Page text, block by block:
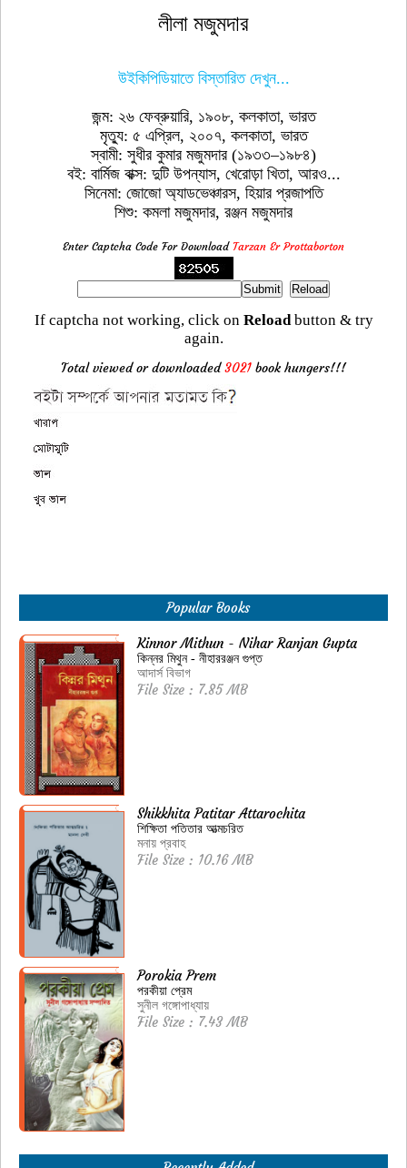
লীলা মজুমদার
উইকিপিডিয়াতে বিস্তারিত দেখুন...
জন্ম: ২৬ ফেব্রুয়ারি, ১৯০৮, কলকাতা, ভারত
মৃত্যু: ৫ এপ্রিল, ২০০৭, কলকাতা, ভারত
স্বামী: সুধীর কুমার মজুমদার (১৯৩৩–১৯৮৪)
বই: বার্মিজ বাক্স: দুটি উপন্যাস, খেরোড়া খিতা, আরও...
সিনেমা: জোজো অ্যাডভেঞ্চারস, হিয়ার প্রজাপতি
শিশু: কমলা মজুমদার, রঞ্জন মজুমদার
Enter Captcha Code For Download Tarzan Er Prottaborton
If captcha not working, click on Reloadbutton & try
again.
Total viewed or downloaded3021 book hungers!!!
Popular Books
Kinnor Mithun - Nihar Ranjan Gupta
কিন্নর মিথুন - নীহাররঞ্জন গুপ্ত
আদার্স বিভাগ
File Size : 7.85 MB
Shikkhita Patitar Attarochita
শিক্ষিতা পতিতার আত্মচরিত
মনায় প্রবাহ
File Size : 10.16 MB
Porokia Prem
পরকীয়া প্রেম
সুনীল গঙ্গোপাধ্যায়
File Size : 7.43 MB